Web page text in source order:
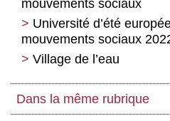
mouvements sociaux
Université d’été
mouvements sociaux
Village de l’eau
Dans la même rubrique